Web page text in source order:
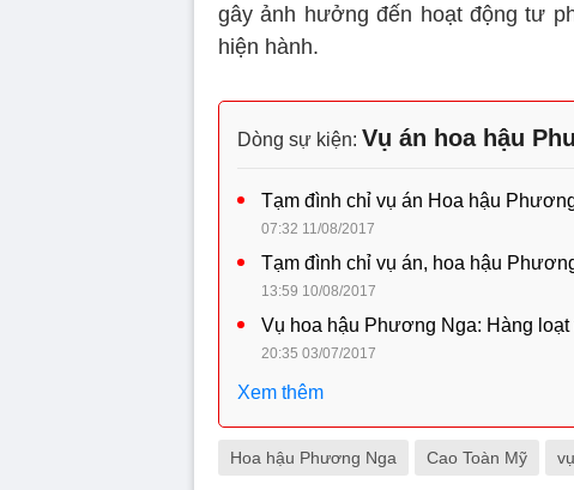
gây ảnh hưởng đến hoạt động tư
hiện hành.
Dòng sự kiện: Vụ án hoa hậu
Tạm đình chỉ vụ án Hoa hậu
07:32 11/08/2017
Tạm đình chỉ vụ án, hoa hậu
13:59 10/08/2017
Vụ hoa hậu Phương Nga: Hàng
20:35 03/07/2017
Xem thêm
Hoa hậu Phương Nga Cao Toàn Mỹ